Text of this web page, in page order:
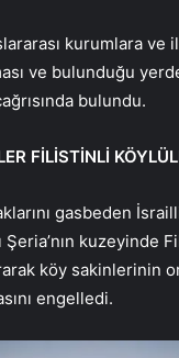
kurumlara ve
ve bulunduğu
bulundu.
FİLİSTİNLİ
gasbeden
Şeria’nın kuzeyinde
köy sakinlerinin
engelledi.